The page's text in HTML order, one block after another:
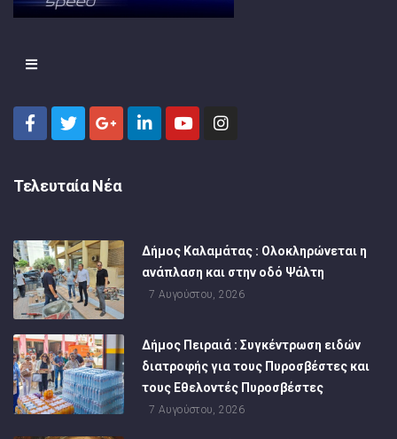
Τελευταία Νέα
Δήμος Καλαμάτας : Ολοκληρώνεται η
ανάπλαση και στην οδό Ψάλτη
7 Αυγούστου, 2026
Δήμος Πειραιά : Συγκέντρωση ειδών
διατροφής για τους Πυροσβέστες και
τους Εθελοντές Πυροσβέστες
7 Αυγούστου, 2026